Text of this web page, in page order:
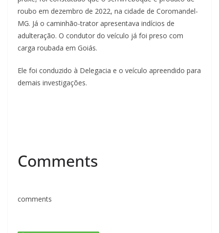
roubo em dezembro de 2022, na cidade de Coromandel-
MG. Já o caminhão-trator apresentava indícios de
adulteração. O condutor do veículo já foi preso com
carga roubada em Goiás.
Ele foi conduzido à Delegacia e o veículo apreendido para
demais investigações.
Comments
comments